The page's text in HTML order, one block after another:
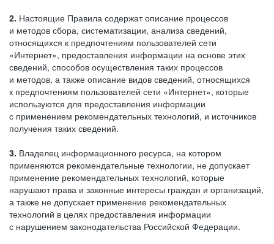
2. Настоящие Правила содержат описание процессов
и методов сбора, систематизации, анализа сведений,
относящихся к предпочтениям пользователей сети
«Интернет», предоставления информации на основе этих
сведений, способов осуществления таких процессов
и методов, а также описание видов сведений, относящихся
к предпочтениям пользователей сети «Интернет», которые
используются для предоставления информации
с применением рекомендательных технологий, и источников
получения таких сведений.
3. Владелец информационного ресурса, на котором
применяются рекомендательные технологии, не допускает
применение рекомендательных технологий, которые
нарушают права и законные интересы граждан и организаций,
а также не допускает применение рекомендательных
технологий в целях предоставления информации
с нарушением законодательства Российской Федерации.